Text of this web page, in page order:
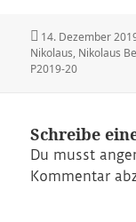
Veröffentlicht
am
14. Dezember
Nikolaus, Nikolaus
P2019-20
Schreibe
Du musst
Kommentar